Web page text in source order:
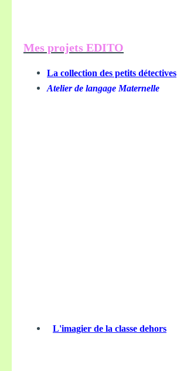
Mes projets EDITO
La collection des petits détectives
Atelier de langage Maternelle
L'imagier de la classe dehors